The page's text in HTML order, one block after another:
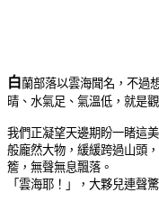
白蘭部落以雲海聞名，不過
晴、水氣足、氣溫低，就是
我們正凝望天邊期盼一睹這
般龐然大物，緩緩跨過山頭
簷，無聲無息飄落。
「雲海耶！」，大夥兒連聲驚